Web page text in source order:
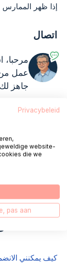
إذا ظهر الممارس
اتصال
مرحبا،
عمل من الساعة
جاهز
يتصل 085 - 1304 575
نحن نتصل بك
Privacybeleid
website-
die we
pas aan